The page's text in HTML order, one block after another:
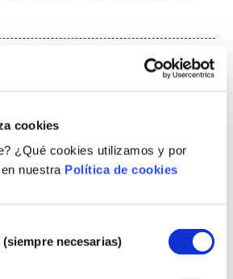
cookies
¿Qué cookies utilizamos y por
nuestra Política de cookies
necesarias)
grupos de sustancias
están sujetos a
tenga en cuenta que podrían
regulaciones a los ingredientes